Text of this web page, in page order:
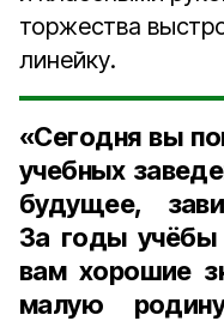
торжества
линейку.
«Сегодня вы
учебных
будущее,
За годы учёбы
вам хорошие
малую